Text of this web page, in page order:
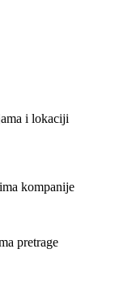
i lokaciji
kompanije
pretrage